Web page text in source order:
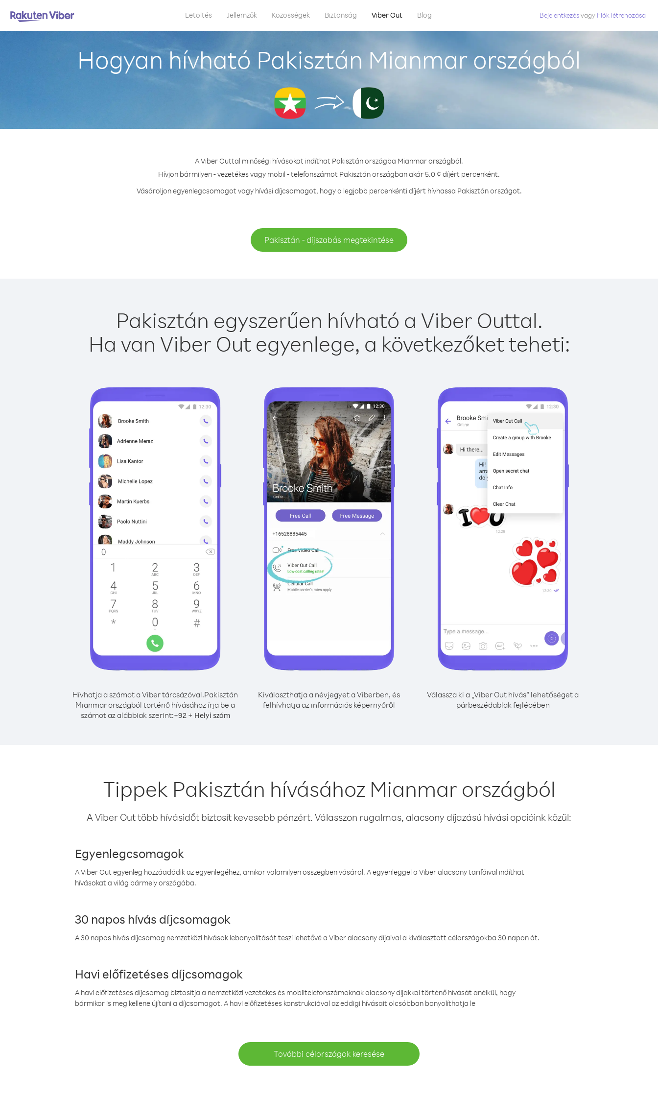
Letöltés Jellemzők Közösségek Biztonság Viber Out Blog Bejelentkezésvagy Fiók létrehozása
Hogyan hívható Pakisztán Mianmar országból
A Viber Outtal minőségi hívásokat indíthat Pakisztán országba Mianmar országból.
Hívjon bármilyen - vezetékes vagy mobil - telefonszámot Pakisztán országban akár 5.0 ¢ díjért percenként.
Vásároljon egyenlegcsomagot vagy hívási díjcsomagot, hogy a legjobb percenkénti díjért hívhassa Pakisztán országot.
Pakisztán - díjszabás megtekintése
Pakisztán egyszerűen hívható a Viber Outtal.
Ha van Viber Out egyenlege, a következőket teheti:
Hívhatja a számot a Viber tárcsázóval.Pakisztán
Mianmar országból történő hívásához írja be a
számot az alábbiak szerint:+92+ Helyi szám
Kiválaszthatja a névjegyet a Viberben, és
felhívhatja az információs képernyőről
Válassza ki a „Viber Out hívás” lehetőséget a
párbeszédablak fejlécében
Tippek Pakisztán hívásához Mianmar országból
A Viber Out több hívásidőt biztosít kevesebb pénzért. Válasszon rugalmas, alacsony díjazású hívási opcióink közül:
Egyenlegcsomagok
A Viber Out egyenleg hozzáadódik az egyenlegéhez, amikor valamilyen összegben vásárol. A egyenleggel a Viber alacsony tarifáival indíthat
hívásokat a világ bármely országába.
30 napos hívás díjcsomagok
A 30 napos hívás díjcsomag nemzetközi hívások lebonyolítását teszi lehetővé a Viber alacsony díjaival a kiválasztott célországokba 30 napon át.
Havi előfizetéses díjcsomagok
A havi előfizetéses díjcsomag biztosítja a nemzetközi vezetékes és mobiltelefonszámoknak alacsony díjakkal történő hívását anélkül, hogy
bármikor is meg kellene újítani a díjcsomagot. A havi előfizetéses konstrukcióval az eddigi hívásait olcsóbban bonyolíthatja le
További célországok keresése